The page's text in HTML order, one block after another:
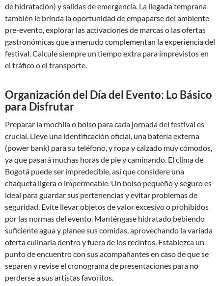
de hidratación) y salidas de emergencia. La llegada temprana
también le brinda la oportunidad de empaparse del ambiente
pre-evento, explorar las activaciones de marcas o las ofertas
gastronómicas que a menudo complementan la experiencia del
festival. Calcule siempre un tiempo extra para imprevistos en
el tráfico o el transporte.
Organización del Día del Evento: Lo Básico
para Disfrutar
Preparar la mochila o bolso para cada jornada del festival es
crucial. Lleve una identificación oficial, una batería externa
(power bank) para su teléfono, y ropa y calzado muy cómodos,
ya que pasará muchas horas de pie y caminando. El clima de
Bogotá puede ser impredecible, así que considere una
chaqueta ligera o impermeable. Un bolso pequeño y seguro es
ideal para guardar sus pertenencias y evitar problemas de
seguridad. Evite llevar objetos de valor excesivo o prohibidos
por las normas del evento. Manténgase hidratado bebiendo
suficiente agua y planee sus comidas, aprovechando la variada
oferta culinaria dentro y fuera de los recintos. Establezca un
punto de encuentro con sus acompañantes en caso de que se
separen y revise el cronograma de presentaciones para no
perderse a sus artistas favoritos.